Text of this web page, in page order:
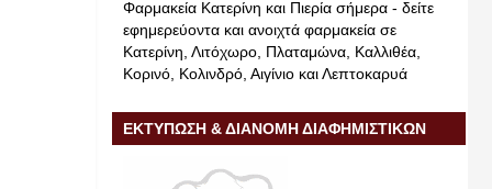
Φαρμακεία Κατερίνη και Πιερία σήμερα - δείτε
εφημερεύοντα και ανοιχτά φαρμακεία σε
Κατερίνη, Λιτόχωρο, Πλαταμώνα, Καλλιθέα,
Κορινό, Κολινδρό, Αιγίνιο και Λεπτοκαρυά
ΕΚΤΥΠΩΣΗ & ΔΙΑΝΟΜΗ ΔΙΑΦΗΜΙΣΤΙΚΩΝ